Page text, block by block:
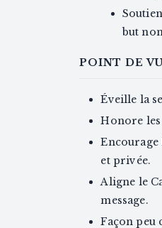
but
POINT DE
Éveille la
Honore
et privée.
Aligne le
message.
Façon peu